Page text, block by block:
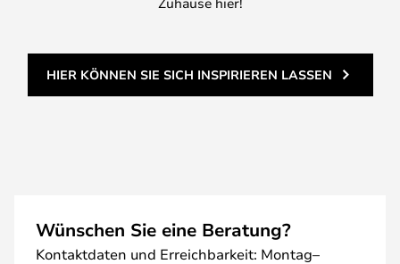
HIER KÖNNEN SIE SICH INSPIRIEREN LASSEN
Wünschen Sie eine Beratung?
Kontaktdaten und Erreichbarkeit: Montag–